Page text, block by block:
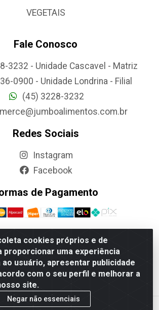
cookies próprios e de
proporcionar uma experiência
usuário, apresentar publicidade
com o seu perfil e melhorar a
site.
Negar não essenciais
VEGETAIS
Fale Conosco
3232 - Unidade Cascavel - Matriz
0900 - Unidade Londrina - Filial
(45) 3228-3232
Redes Sociais
Instagram
Facebook
de Pagamento
Cascavel - Matriz - Rua Itatiba Do Sul,
Dumont, Cascavel-PR - CEP 85804-700-
CNPJ 85.522.043/0001-90